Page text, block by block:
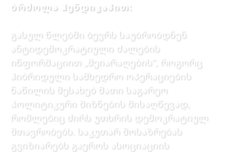
ბრძოლა ჰენდიკაპით:
გასულ წლებში ბევრს საუბრობდნენ
ანტიდემოკრატიული ძალების
ინფორმაციით „შეიარაღების”, როგორც
ჰიბრიდული სამხედრო ოპერაციების
ნაწილის შესახებ მათი საგარეო
პოლიტიკური მიზნების მისაღწევად,
რომლებიც ძირს უთხრის დემოკრატიულ
მთავრობებს. საკუთარ მოსაზრებას
გვიზიარებს გაეროს ასოციაციის